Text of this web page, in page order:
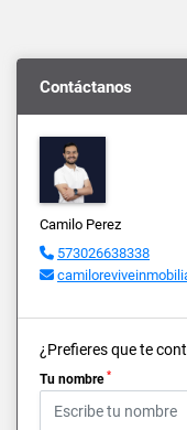
Contáctanos
Camilo Perez
573026638338
¿Prefieres que te
Tu nombre *